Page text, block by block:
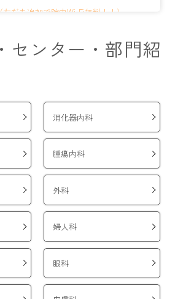
だち追加で院内Wi-Fi無料！！）
せ
失に関するお詫びとご報告（2026年3月12
せ
みなさまへ
ルールについて
に対するお詫びとご報告(第１報)
せ
て
：30～15：30 当院1階エントランスホー
す。ぜひご参加ください。
センター・部門紹
消化器内科
腫瘍内科
外科
婦人科
眼科